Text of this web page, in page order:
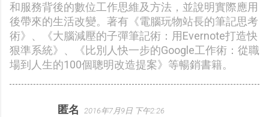
和服務背後的數位工作思維及方法，並說明實際應用
後帶來的生活改變。著有《電腦玩物站長的筆記思考
術》、《大腦減壓的子彈筆記術：用Evernote打造快
狠準系統》、《比別人快一步的Google工作術：從職
場到人生的100個聰明改造提案》等暢銷書籍。
匿名 2016年7月9日 下午2:26